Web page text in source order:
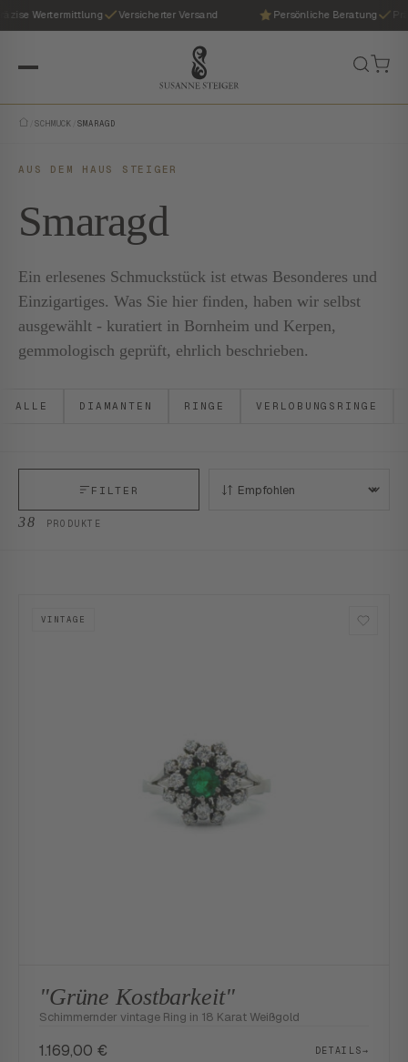
Wertermittlung Versicherter Versand Persönliche Beratung
SCHMUCK /SMARAGD
AUS DEM HAUS STEIGER
Smaragd
Ein erlesenes Schmuckstück ist etwas Besonderes und
Einzigartiges. Was Sie hier finden, haben wir selbst
ausgewählt - kuratiert in Bornheim und Kerpen,
gemmologisch geprüft, ehrlich beschrieben.
ALLE DIAMANTEN RINGE VERLOBUNGSRINGE
38 PRODUKTE
FILTER SORTIEREN:
VINTAGE
"Grüne Kostbarkeit"
Schimmernder vintage Ring in 18 Karat Weißgold
1.169,00 € DETAILS→